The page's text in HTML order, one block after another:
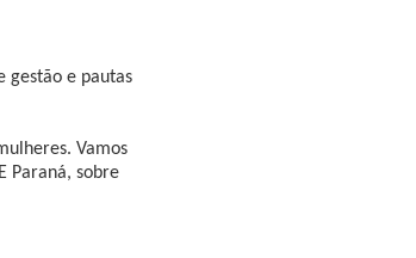
gestão e pautas
Vamos
Paraná, sobre